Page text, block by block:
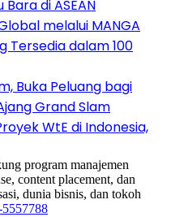
di ASEAN
melalui MANGA
Tersedia dalam 100
Buka Peluang bagi
Grand Slam
WtE di Indonesia,
program manajemen
content placement, dan
dunia bisnis, dan tokoh